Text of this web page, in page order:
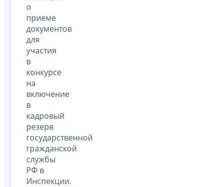
о
приеме
документов
для
участия
в
конкурсе
на
включение
в
кадровый
резерв
государственной
гражданской
службы
РФ в
Инспекции.